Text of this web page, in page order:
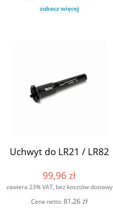
zobacz więcej
Uchwyt do LR21 / LR82
99,96 zł
zawiera 23% VAT, bez kosztów dostawy
Cena netto:81,26 zł